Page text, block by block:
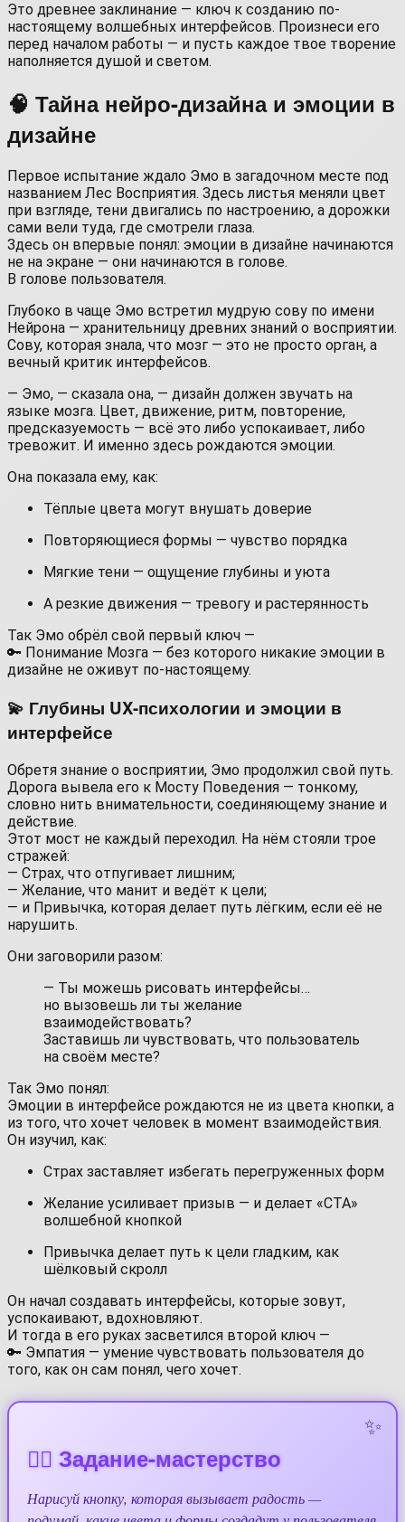
Это древнее заклинание — ключ к созданию по-
настоящему волшебных интерфейсов. Произнеси его
перед началом работы — и пусть каждое твое творение
наполняется душой и светом.
🧠 Тайна нейро-дизайна и эмоции в
дизайне
Первое испытание ждало Эмо в загадочном месте под
названием Лес Восприятия. Здесь листья меняли цвет
при взгляде, тени двигались по настроению, а дорожки
сами вели туда, где смотрели глаза.
Здесь он впервые понял: эмоции в дизайне начинаются
не на экране — они начинаются в голове.
В голове пользователя.
Глубоко в чаще Эмо встретил мудрую сову по имени
Нейрона — хранительницу древних знаний о восприятии.
Сову, которая знала, что мозг — это не просто орган, а
вечный критик интерфейсов.
— Эмо, — сказала она, — дизайн должен звучать на
языке мозга. Цвет, движение, ритм, повторение,
предсказуемость — всё это либо успокаивает, либо
тревожит. И именно здесь рождаются эмоции.
Она показала ему, как:
Тёплые цвета могут внушать доверие
Повторяющиеся формы — чувство порядка
Мягкие тени — ощущение глубины и уюта
А резкие движения — тревогу и растерянность
Так Эмо обрёл свой первый ключ —
🔑 Понимание Мозга — без которого никакие эмоции в
дизайне не оживут по-настоящему.
💫 Глубины UX-психологии и эмоции в
интерфейсе
Обретя знание о восприятии, Эмо продолжил свой путь.
Дорога вывела его к Мосту Поведения — тонкому,
словно нить внимательности, соединяющему знание и
действие.
Этот мост не каждый переходил. На нём стояли трое
стражей:
— Страх, что отпугивает лишним;
— Желание, что манит и ведёт к цели;
— и Привычка, которая делает путь лёгким, если её не
нарушить.
Они заговорили разом:
— Ты можешь рисовать интерфейсы…
но вызовешь ли ты желание
взаимодействовать?
Заставишь ли чувствовать, что пользователь
на своём месте?
Так Эмо понял:
Эмоции в интерфейсе рождаются не из цвета кнопки, а
из того, что хочет человек в момент взаимодействия.
Он изучил, как:
Страх заставляет избегать перегруженных форм
Желание усиливает призыв — и делает «CTA»
волшебной кнопкой
Привычка делает путь к цели гладким, как
шёлковый скролл
Он начал создавать интерфейсы, которые зовут,
успокаивают, вдохновляют.
И тогда в его руках засветился второй ключ —
🔑 Эмпатия — умение чувствовать пользователя до
того, как он сам понял, чего хочет.
🧙‍♂️ Задание-мастерство
Нарисуй кнопку, которая вызывает радость —